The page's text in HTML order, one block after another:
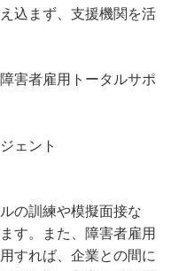
込まず、支援機関を活
害者雇用トータルサポ
ェント
の訓練や模擬面接な
す。また、障害者雇用
すれば、企業との間に